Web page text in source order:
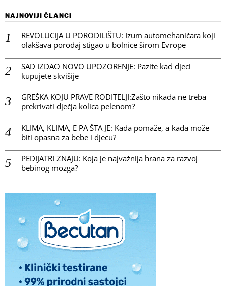
NAJNOVIJI ČLANCI
REVOLUCIJA U PORODILIŠTU: Izum automehaničara koji
olakšava porođaj stigao u bolnice širom Evrope
SAD IZDAO NOVO UPOZORENJE: Pazite kad djeci
kupujete skvišije
GREŠKA KOJU PRAVE RODITELJI:Zašto nikada ne treba
prekrivati dječja kolica pelenom?
KLIMA, KLIMA, E PA ŠTA JE: Kada pomaže, a kada može
biti opasna za bebe i djecu?
PEDIJATRI ZNAJU: Koja je najvažnija hrana za razvoj
bebinog mozga?